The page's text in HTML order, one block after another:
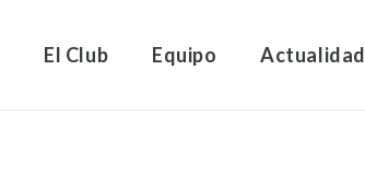
El Club Equipo Actualidad